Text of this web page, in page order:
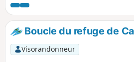
montée au Bernard Sauvage se fait
suite du cheminement du retour se
de crête jusqu'à la Glèbe (14).
gpx sur l'appli est nécessaire. *
Boucle du refuge de
Visorandonneur